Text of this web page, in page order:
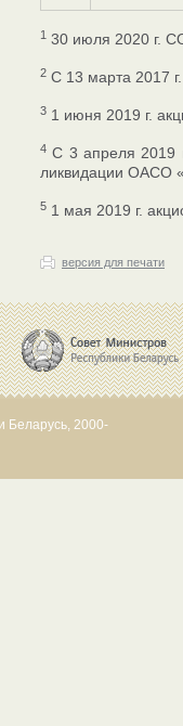
1 30 июля 2020 г.
2 С 13 марта 2017
3 1 июня 2019 г.
4 С 3 апреля 2019
ликвидации ОАСО
5 1 мая 2019 г.
версия для печати
Беларусь, 2000-